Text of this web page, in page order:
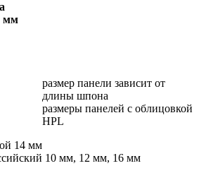
мм
размер панели зависит от
длины шпона
размеры панелей с облицовкой
HPL
14 мм
10 мм, 12 мм, 16 мм